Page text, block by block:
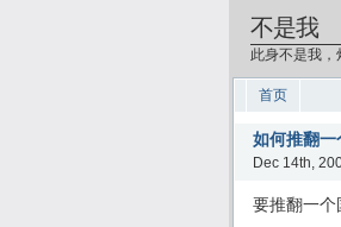
不是我
此身不是我，
首页
如何推翻一
Dec 14th,
要推翻一个